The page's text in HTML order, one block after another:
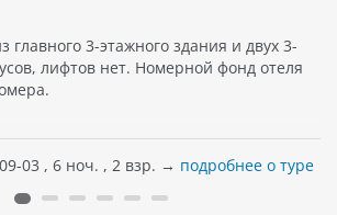
главного 3-этажного здания и двух 3-
лифтов нет. Номерной фонд отеля
03 , 6 ноч. , 2 взр. → подробнее о туре